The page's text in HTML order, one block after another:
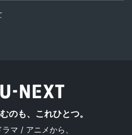
のも、これひとつ。
マ / アニメから、